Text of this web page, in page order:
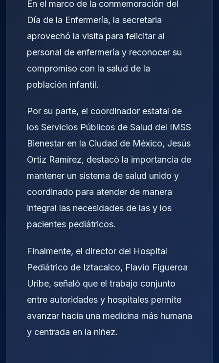
En el marco de la conmemoración del
Día de la Enfermería, la secretaria
aprovechó la visita para felicitar al
personal de enfermería y reconocer su
compromiso con la salud de la
población infantil.
Por su parte, el coordinador estatal de
los Servicios Públicos de Salud del IMSS
Bienestar en la Ciudad de México, Jesús
Ortiz Ramírez, destacó la importancia de
mantener un sistema de salud unido y
coordinado para atender de manera
integral las necesidades de las y los
pacientes pediátricos.
Finalmente, el director del Hospital
Pediátrico de Iztacalco, Flavio Figueroa
Uribe, señaló que el trabajo conjunto
entre autoridades y hospitales permite
avanzar hacia una medicina más humana
y centrada en la niñez.